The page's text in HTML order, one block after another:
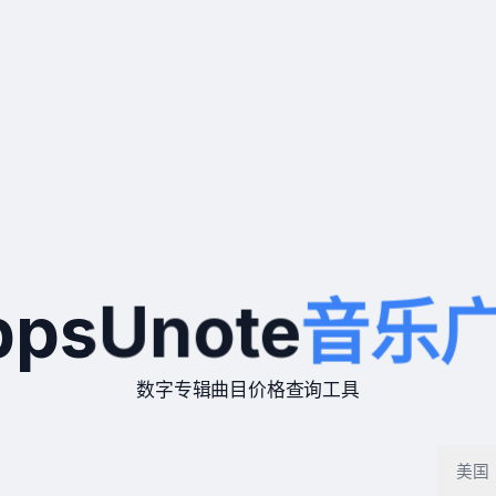
音乐
数字专辑曲目价格查询工具
美国